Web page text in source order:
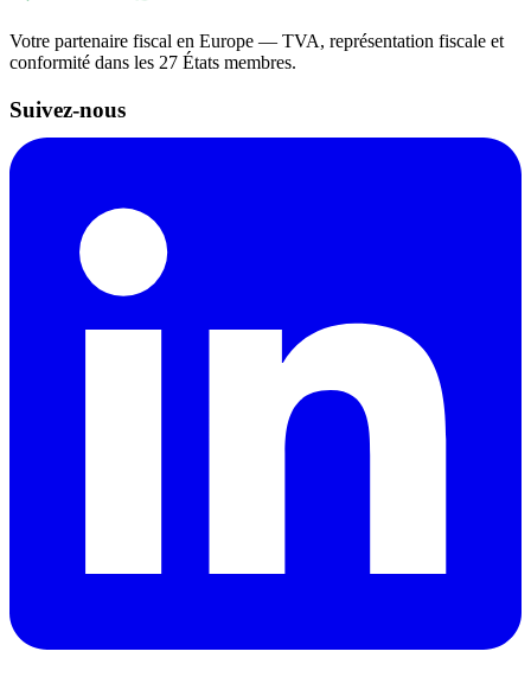
Votre partenaire fiscal en Europe — TVA, représentation fiscale et
conformité dans les 27 États membres.
Suivez-nous